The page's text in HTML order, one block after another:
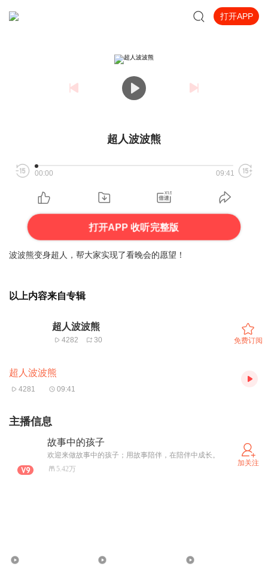
打开APP
超人波波熊
00:00 09:41
打开APP 收听完整版
波波熊变身超人，帮大家实现了看晚会的愿望！
以上内容来自专辑
超人波波熊
4282 30 免费订阅
超人波波熊
4281 09:41
主播信息
故事中的孩子
欢迎来做故事中的孩子；用故事陪伴，在陪伴中成长。
5.42万
加关注